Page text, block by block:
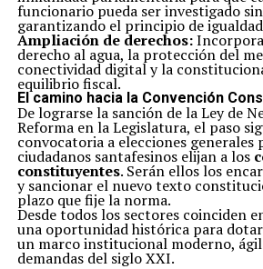
funcionario pueda ser investigado
garantizando el principio de
Ampliación de derechos:
derecho al agua, la protección del
conectividad digital y la
equilibrio fiscal.
El camino hacia la Convención
De lograrse la sanción de la Ley de
Reforma en la Legislatura, el paso
convocatoria a elecciones generales
ciudadanos santafesinos elijan a los
constituyentes. Serán ellos los
y sancionar el nuevo texto
plazo que fije la norma.
Desde todos los sectores coinciden
una oportunidad histórica para
un marco institucional moderno, ágil
demandas del siglo XXI.